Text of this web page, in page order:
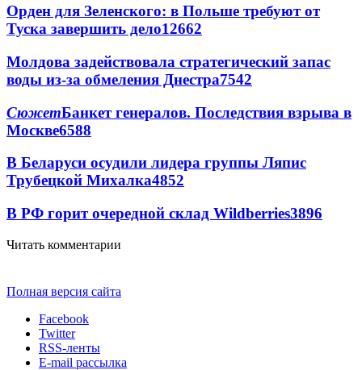
Орден для Зеленского: в Польше требуют от
Туска завершить дело12662
Молдова задействовала стратегический запас
воды из-за обмеления Днестра7542
СюжетБанкет генералов. Последствия взрыва в
Москве6588
В Беларуси осудили лидера группы Ляпис
Трубецкой Михалка4852
В РФ горит очередной склад Wildberries3896
Читать комментарии
Полная версия сайта
Facebook
Twitter
RSS-ленты
E-mail рассылка